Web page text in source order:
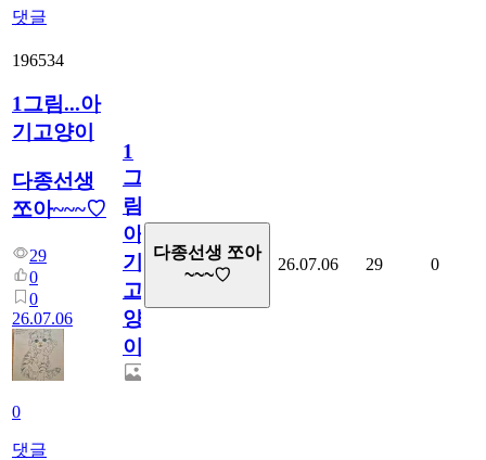
댓글
196534
1그림...아
기고양이
다종선생
쪼아~~~♡
29
0
0
26.07.06
0
댓글
1
그
림...
아
기
고
양
이
다종선생 쪼아
~~~♡
26.07.06 29 0